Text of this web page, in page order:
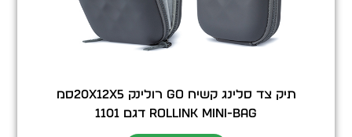
תיק צד סלינג קשיח GO רולינק 20x12x5סמ
ROLLINK MINI-BAG דגם 1101